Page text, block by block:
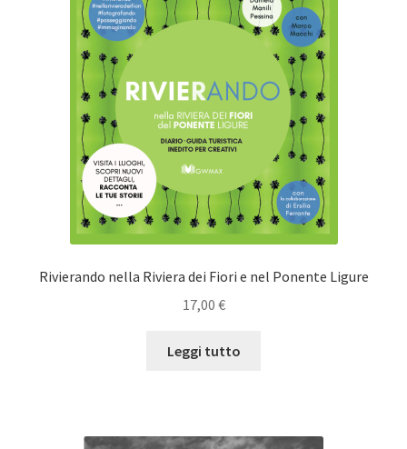
Rivierando nella Riviera dei Fiori e nel Ponente Ligure
17,00 €
Leggi tutto